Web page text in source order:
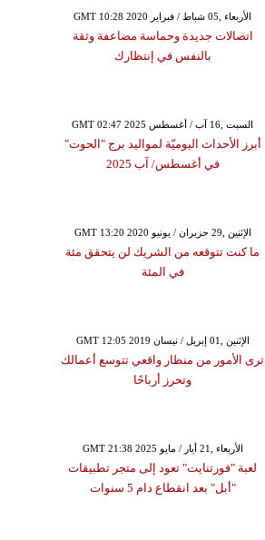
GMT 10:28 2020 الأربعاء ,05 شباط / فبراير
اتصالات جديدة وحماسة مضاعفة وثقة
بالنفس في إنتظارك
GMT 02:47 2025 السبت ,16 آب / أغسطس
أبرز الأحداث اليوميّة لمواليد برج "الحوت"
في أغسطس/ آب 2025
GMT 13:20 2020 الإثنين ,29 حزيران / يونيو
ما كنت تتوقعه من الشريك لن يتحقق مئة
في المئة
GMT 12:05 2019 الإثنين ,01 إبريل / نيسان
ترى الأمور من منظار واقعي تتوسع أعمالك
وتحرز أرباحًا
GMT 21:38 2025 الأربعاء ,21 أيار / مايو
لعبة "فورتنايت" تعود إلى متجر تطبيقات
"أبل" بعد انقطاع دام 5 سنوات